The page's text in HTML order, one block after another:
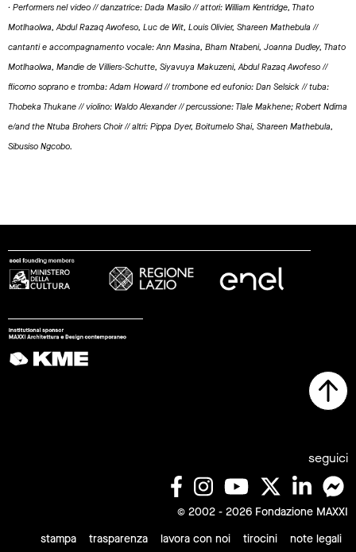
· Performers nel video // danzatrice: Dada Masilo // attori: William Kentridge, Thato
Motlhaolwa, Abdul Razaq Awofeso, Luc de Wit, Louis Olivier, Shareen Mathebula //
cantanti e accompagnamento vocale: Ann Masina, Bham Ntabeni, Joanna Dudley, Thato
Motlhaolwa, Mandie de Villiers-Schutte, Siyavuya Makuzeni, Abdul Razaq Awofeso //
flicorno soprano e tromba: Adam Howard // trombone ed eufonio: Dan Selsick // tuba:
Thobeka Thukane // violino: Waldo Alexander // percussione: Tlale Makhene; Robert Ndima
e/and the Ntuba Brohers Choir // altri: Pippa Dyer, Boitumelo Shai, Shareen Mathebula,
Sibusiso Ngcobo.
seguici
© 2002 - 2026 Fondazione MAXXI
stampa
trasparenza lavora con noi tirocini note legali